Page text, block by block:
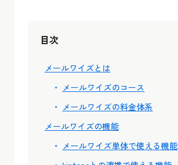
目次
メールワイズとは
メールワイズのコース
メールワイズの料金体系
メールワイズの機能
メールワイズ単体で使える機能